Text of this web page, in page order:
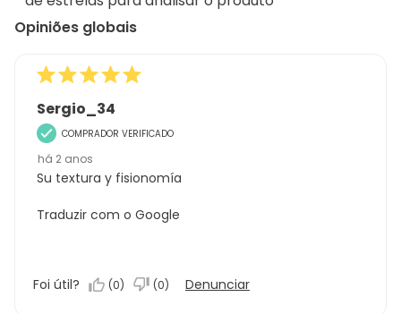
análises
Opiniões globais
Sergio_34
COMPRADOR VERIFICADO
há 2 anos
Su textura y fisionomía
Traduzir com o Google
Foi útil? (0) (0) Denunciar